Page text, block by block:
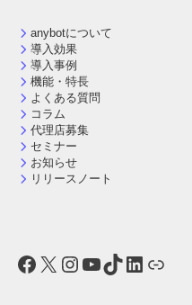
anybotについて
導入効果
導入事例
機能・特長
よくある質問
コラム
代理店募集
セミナー
お知らせ
リリースノート
Facebook
X Instagram
YouTube
TikTok
LinkedIn
リンク